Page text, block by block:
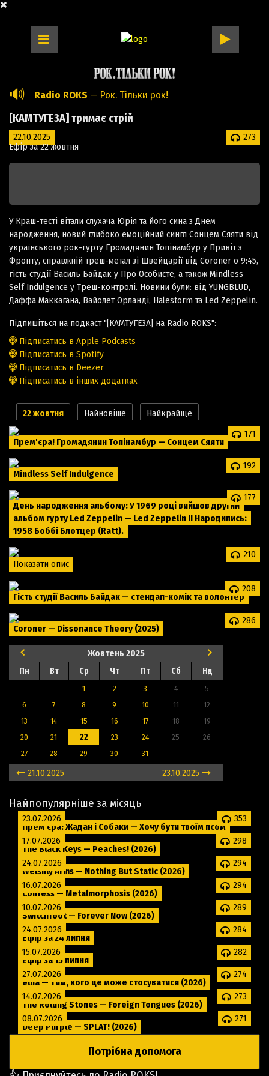
🔊 Radio ROKS — Рок. Тільки рок!
[КАМТУГЕЗА] тримає стрій
22.10.2025
273
Ефір за 22 жовтня
У Краш-тесті вітали слухача Юрія та його сина з Днем
народження, новий глибоко емоційний сингл Сонцем Сяяти від
українського рок-гурту Громадянин Топінамбур у Привіт з
Фронту, справжній треш-метал зі Швейцарії від Coroner о 9:45,
гість студії Василь Байдак у Про Особисте, а також Mindless
Self Indulgence у Треш-контролі. Новини були: від YUNGBLUD,
Даффа Маккагана, Вайолет Орланді, Halestorm та Led Zeppelin.
Підпишіться на подкаст "[КАМТУГЕЗА] на Radio ROKS":
Підписатись в Apple Podcasts
Підписатись в Spotify
Підписатись в Deezer
Підписатись в інших додатках
22 жовтня Найновіше
Найкрайще
171
Прем'єра! Громадянин Топінамбур — Сонцем Сяяти
192
Mindless Self Indulgence
177
День народження альбому: У 1969 році вийшов другий
альбом гурту Led Zeppelin — Led Zeppelin II Народились:
1958 Боббі Блотцер (Ratt).
210
Показати опис
208
Гість студії Василь Байдак — стендап-комік та волонтер
286
Coroner — Dissonance Theory (2025)
Жовтень 2025
Пн Вт Ср Чт Пт Сб
Нд
1
2 3 4
5
6
7 8 9 10 11
12
13
14 15 16 17 18
19
20
21 22 23 24 25
26
27
28 29 30 31
21.10.2025 23.10.2025
Найпопулярніше за місяць
23.07.2026 353
Прем'єра! Жадан і Собаки — Хочу бути твоїм псом
17.07.2026
298
The Black Keys — Peaches! (2026)
24.07.2026
294
Welshly Arms — Nothing But Static (2026)
16.07.2026
294
Confess — Metalmorphosis (2026)
10.07.2026
289
Switchfoot — Forever Now (2026)
24.07.2026
284
Ефір за 24 липня
15.07.2026
282
Ефір за 15 липня
27.07.2026
274
éllia — Тим, кого це може стосуватися (2026)
14.07.2026
273
The Rolling Stones — Foreign Tongues (2026)
08.07.2026
271
Deep Purple — SPLAT! (2026)
Потрібна допомога